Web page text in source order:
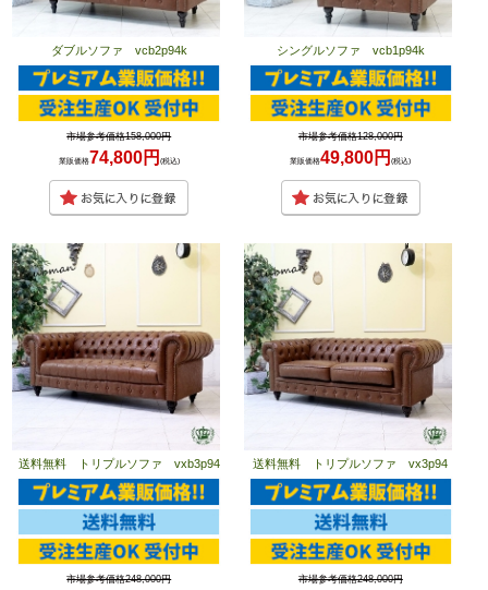
ダブルソファ vcb2p94k
市場参考価格158,000円
業販価格74,800円 (税込)
シングルソファ vcb1p94k
市場参考価格128,000円
業販価格49,800円(税込)
送料無料 トリプルソファ vxb3p94
市場参考価格248,000円
送料無料 トリプルソファ vx3p94
市場参考価格248,000円